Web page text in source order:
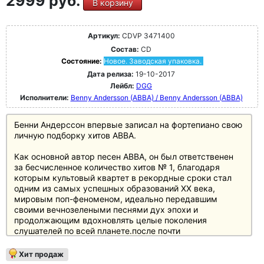
непосредственностью", - говорит Андерссон о своем
На своем альбоме Бенни Андерссон впервые заново
сочинил и записал на фортепиано свою личную
подборку хитов Abba и других произведений,
например, знаменитый мюзикл "Шахматы".
В результате получились небольшие, элегантные
фортепианные баллады между пиано-баром и нео-
классикой, которые заставляют учащенно биться
сердца как заядлых любителей фортепиано, так и
страстных поклонников поп-музыки!
Информация о продукте
альбом "Piano" предлагает слушателям 21 трек,
посвященный его знаменитой и прославленной
карьере: песни из ABBA, мюзиклов и других сольных
композиций в новой интерпретации, которую вы
никогда раньше не слышали, исполняются без
сопровождения самого Бенни на его верном рояле.
инженера и руководителя студии, в его собственной
В корзину
Артикул: CDVP 3471400
Состав: CD
Состояние: Новое. Заводская упаковка.
Дата релиза: 19-10-2017
Лейбл: DGG
Исполнители: Benny Andersson (ABBA) / Benny Andersson (ABBA)
Бенни Андерссон впервые записал на фортепиано свою
личную подборку хитов ABBA.
Как основной автор песен ABBA, он был ответственен
за бесчисленное количество хитов № 1, благодаря
которым культовый квартет в рекордные сроки стал
одним из самых успешных образований XX века,
мировым поп-феноменом, идеально передавшим
своими вечнозелеными песнями дух эпохи и
продолжающим вдохновлять целые поколения
слушателей по всей планете.после почти
бесчисленных золотых и платиновых наград шведский
Хит продаж